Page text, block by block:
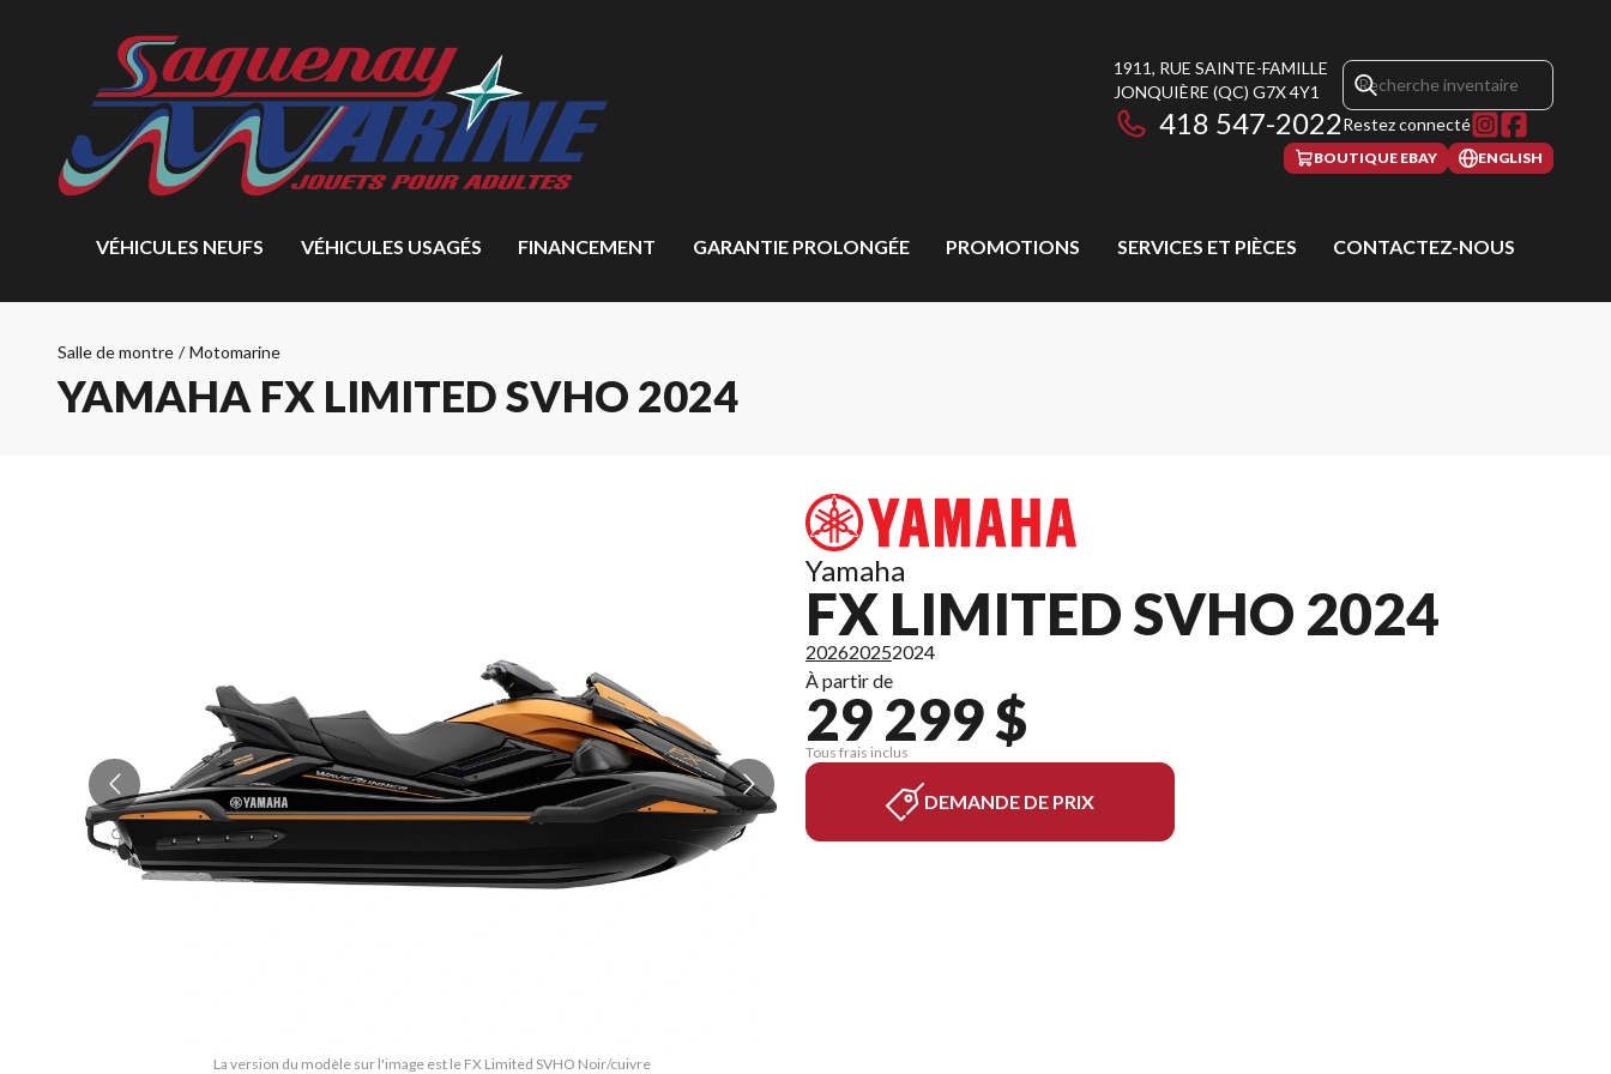
1911, RUE SAINTE-FAMILLE
JONQUIÈRE (QC) G7X 4Y1
418 547-2022Restez connecté
BOUTIQUE EBAY ENGLISH
VÉHICULES NEUFS VÉHICULES USAGÉS FINANCEMENT GARANTIE PROLONGÉE PROMOTIONS SERVICES ET PIÈCES CONTACTEZ-NOUS
Salle de montre / Motomarine
YAMAHA FX LIMITED SVHO 2024
La version du modèle sur l'image est le FX Limited SVHO Noir/cuivre
Yamaha
FX LIMITED SVHO 2024
202620252024
À partir de
29 299 $
Tous frais inclus
DEMANDE DE PRIX